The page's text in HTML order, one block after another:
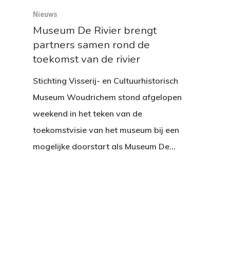
Nieuws
Museum De Rivier brengt
partners samen rond de
toekomst van de rivier
Stichting Visserij- en Cultuurhistorisch
Museum Woudrichem stond afgelopen
weekend in het teken van de
toekomstvisie van het museum bij een
mogelijke doorstart als Museum De…